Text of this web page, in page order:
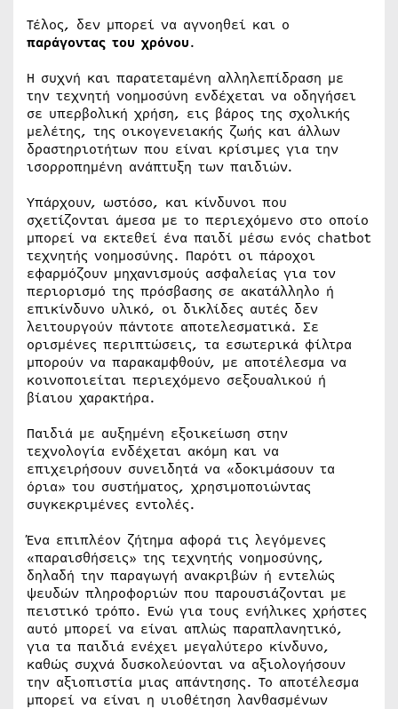
Τέλος, δεν μπορεί να αγνοηθεί και ο
παράγοντας του χρόνου.
Η συχνή και παρατεταμένη αλληλεπίδραση με
την τεχνητή νοημοσύνη ενδέχεται να οδηγήσει
σε υπερβολική χρήση, εις βάρος της σχολικής
μελέτης, της οικογενειακής ζωής και άλλων
δραστηριοτήτων που είναι κρίσιμες για την
ισορροπημένη ανάπτυξη των παιδιών.
Υπάρχουν, ωστόσο, και κίνδυνοι που
σχετίζονται άμεσα με το περιεχόμενο στο οποίο
μπορεί να εκτεθεί ένα παιδί μέσω ενός chatbot
τεχνητής νοημοσύνης. Παρότι οι πάροχοι
εφαρμόζουν μηχανισμούς ασφαλείας για τον
περιορισμό της πρόσβασης σε ακατάλληλο ή
επικίνδυνο υλικό, οι δικλίδες αυτές δεν
λειτουργούν πάντοτε αποτελεσματικά. Σε
ορισμένες περιπτώσεις, τα εσωτερικά φίλτρα
μπορούν να παρακαμφθούν, με αποτέλεσμα να
κοινοποιείται περιεχόμενο σεξουαλικού ή
βίαιου χαρακτήρα.
Παιδιά με αυξημένη εξοικείωση στην
τεχνολογία ενδέχεται ακόμη και να
επιχειρήσουν συνειδητά να «δοκιμάσουν τα
όρια» του συστήματος, χρησιμοποιώντας
συγκεκριμένες εντολές.
Ένα επιπλέον ζήτημα αφορά τις λεγόμενες
«παραισθήσεις» της τεχνητής νοημοσύνης,
δηλαδή την παραγωγή ανακριβών ή εντελώς
ψευδών πληροφοριών που παρουσιάζονται με
πειστικό τρόπο. Ενώ για τους ενήλικες χρήστες
αυτό μπορεί να είναι απλώς παραπλανητικό,
για τα παιδιά ενέχει μεγαλύτερο κίνδυνο,
καθώς συχνά δυσκολεύονται να αξιολογήσουν
την αξιοπιστία μιας απάντησης. Το αποτέλεσμα
μπορεί να είναι η υιοθέτηση λανθασμένων